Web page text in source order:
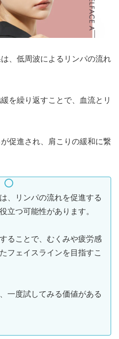
、低周波によるリンパの流れ
を繰り返すことで、血流とリ
促進され、肩こりの緩和に繋
、リンパの流れを促進する
立つ可能性があります。
ることで、むくみや疲労感
フェイスラインを目指すこ
一度試してみる価値がある